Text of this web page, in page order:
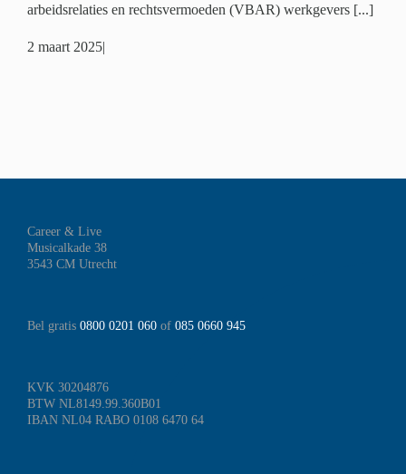
arbeidsrelaties en rechtsvermoeden (VBAR) werkgevers [...]
2 maart 2025|
Career & Live
Musicalkade 38
3543 CM Utrecht
Bel gratis 0800 0201 060 of 085 0660 945
KVK 30204876
BTW NL8149.99.360B01
IBAN NL04 RABO 0108 6470 64